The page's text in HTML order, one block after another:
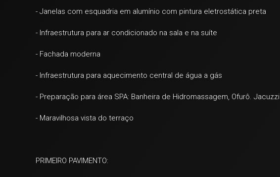
- Janelas com esquadria em alumínio com pintura eletrostática preta
- Infraestrutura para ar condicionado na sala e na suíte
- Fachada moderna
- Infraestrutura para aquecimento central de água a gás
- Preparação para área SPA: Banheira de Hidromassagem, Ofurô. Jacuzzi
- Maravilhosa vista do terraço
PRIMEIRO PAVIMENTO: